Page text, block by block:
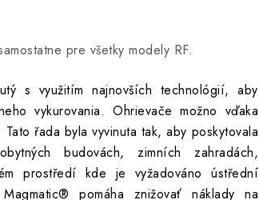
pre všetky modely RF.
s využitím najnovších technológií, aby
vykurovania. Ohrievače možno vďaka
řada byla vyvinuta tak, aby poskytovala
budovách, zimních zahradách,
prostředí kde je vyžadováno ústřední
pomáha znižovať náklady na